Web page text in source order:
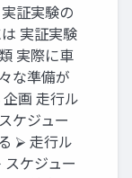
証実験の
実証実験
実際に車
な準備が
画 走行ル
ケジュー
⮚ 走行ル
ケジュー